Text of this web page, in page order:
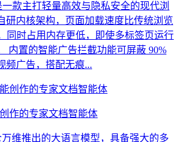
一款主打轻量高效与隐私安全的现代浏
研内核架构，页面加载速度比传统浏览
同时占用内存更低，即使多标签页运行
内置的智能广告拦截功能可屏蔽 90%
频广告，搭配无痕...
作的专家文档智能体
维推出的大语言模型，具备强大的多